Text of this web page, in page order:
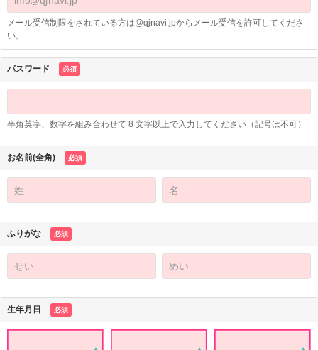
メール受信制限をされている方は@qjnavi.jpからメール受信を許可してくださ
い。
パスワード 必須
半角英字、数字を組み合わせて 8 文字以上で入力してください（記号は不可）
お名前(全角) 必須
ふりがな 必須
生年月日 必須